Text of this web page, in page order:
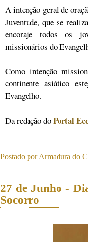
A intenção geral de
Juventude, que se
encoraje todos os
missionários do
Como intenção
continente asiático
Evangelho.
Da redação doPortal
Postado porArmadura do
27 de Junho -
Socorro